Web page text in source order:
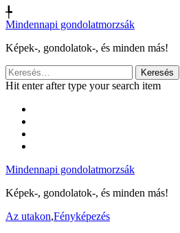
╄
Mindennapi gondolatmorzsák
Képek-, gondolatok-, és minden más!
Keresés:
Hit enter after type your search item
Mindennapi gondolatmorzsák
Képek-, gondolatok-, és minden más!
Az utakon,Fényképezés